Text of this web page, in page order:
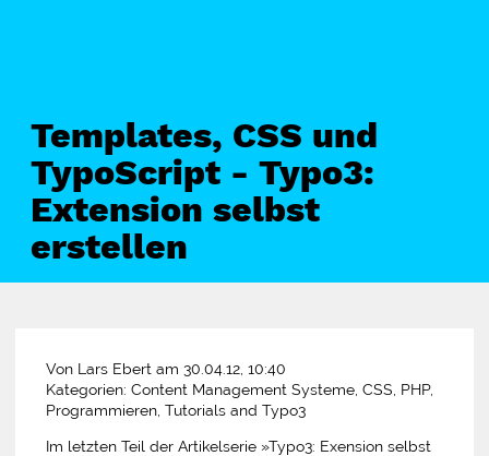
Templates, CSS und
TypoScript - Typo3:
Extension selbst
erstellen
Von Lars Ebert am 30.04.12, 10:40
Kategorien: Content Management Systeme, CSS, PHP,
Programmieren, Tutorials and Typo3
Im letzten Teil der Artikelserie »Typo3: Exension selbst